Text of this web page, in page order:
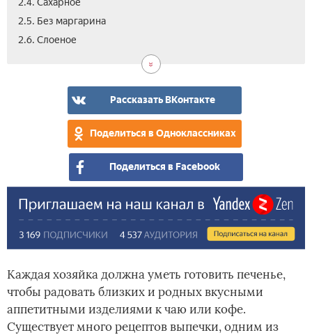
2.4. Сахарное
2.5. Без маргарина
2.6. Слоеное­
Рассказать ВКонтакте
Поделиться в Одноклассниках
Поделиться в Facebook
Каждая хозяйка должна уметь готовить печенье,
чтобы радовать близких и родных вкусными
аппетитными изделиями к чаю или кофе.
Существует много рецептов выпечки, одним из